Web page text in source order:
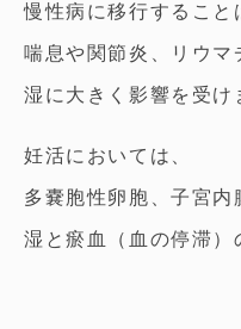
慢性病に移行すること
喘息や関節炎、リウマ
湿に大きく影響を受け
妊活においては、
多嚢胞性卵胞、子宮内
湿と瘀血（血の停滞）